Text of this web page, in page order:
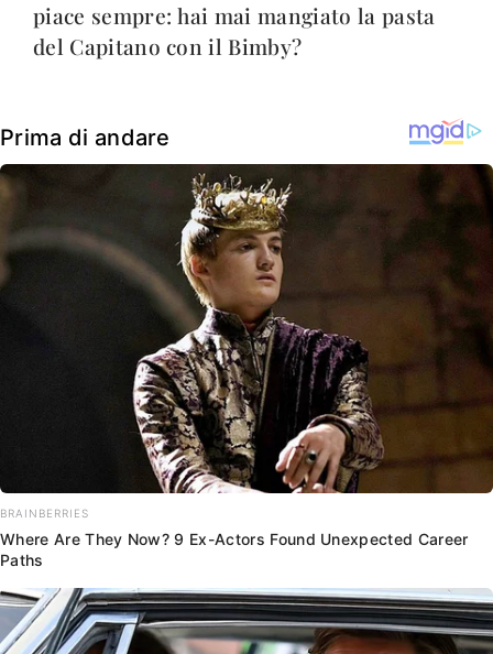
piace sempre: hai mai mangiato la pasta
del Capitano con il Bimby?
Prima di andare
BRAINBERRIES
Where Are They Now? 9 Ex-Actors Found Unexpected Career
Paths